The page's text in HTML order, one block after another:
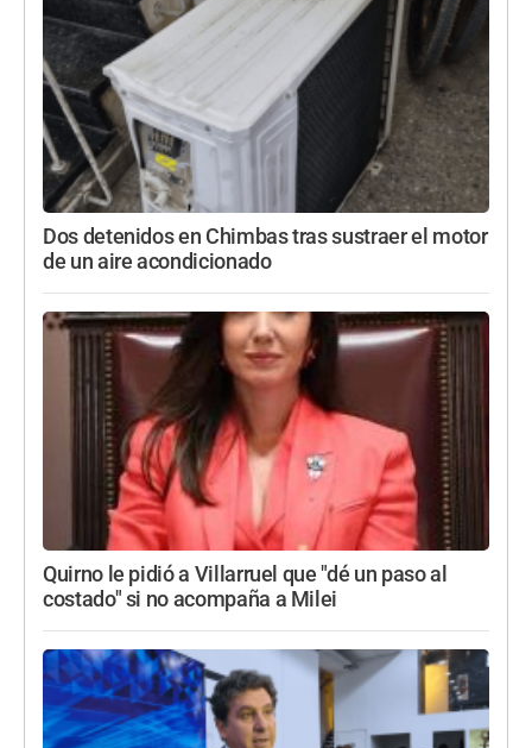
Dos detenidos en Chimbas tras sustraer el motor
de un aire acondicionado
Quirno le pidió a Villarruel que "dé un paso al
costado" si no acompaña a Milei